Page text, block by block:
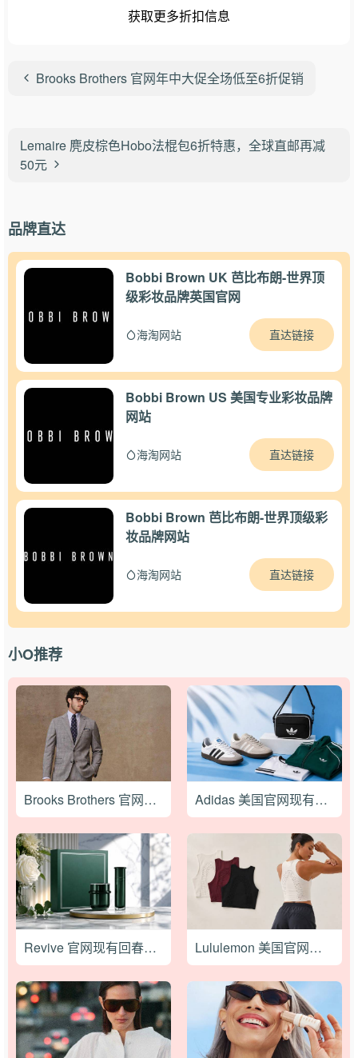
获取更多折扣信息
Brooks Brothers 官网年中大促全场低至6折促销
Lemaire 麂皮棕色Hobo法棍包6折特惠，全球直邮再减
50元
品牌直达
Bobbi Brown UK 芭比布朗-世界顶
级彩妆品牌英国官网
海淘网站 直达链接
Bobbi Brown US 美国专业彩妆品牌
网站
海淘网站 直达链接
Bobbi Brown 芭比布朗-世界顶级彩
妆品牌网站
海淘网站 直达链接
小O推荐
Brooks Brothers 官网年中大促全场低至6折促销 Adidas 美国官网现有潮流鞋服额外7折促销，新款三叶草单肩包$38
Revive 官网现有回春油+晚霜套装5折特惠，仅需$49，美国境内免邮 Lululemon 美国官网现有Nulu镂空短款背心特价$78，低至2折无需用码，美国境内免运费